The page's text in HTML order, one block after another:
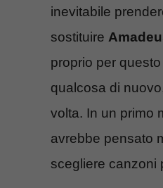
inevitabile
sostituire
proprio per
qualcosa di
volta. In un primo
avrebbe pensato
scegliere canzoni